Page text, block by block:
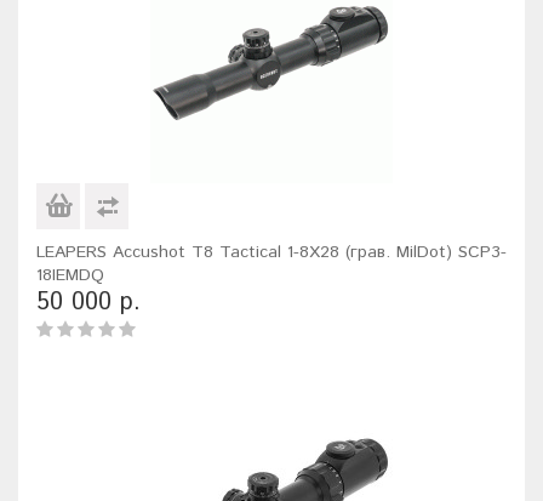
LEAPERS Accushot T8 Tactical 1-8X28 (грав. MilDot) SCP3-
18IEMDQ
50 000 р.